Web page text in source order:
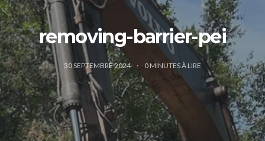
removing-barrier-pei
30 SEPTEMBRE 2024 0MINUTES À LIRE